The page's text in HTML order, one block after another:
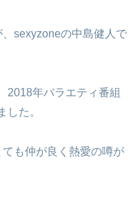
sexyzoneの中島健人で
2018年バラエティ番組
した。
も仲が良く熱愛の噂が